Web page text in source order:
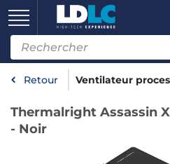
Retour Ventilateur
Thermalright Assassin
- Noir